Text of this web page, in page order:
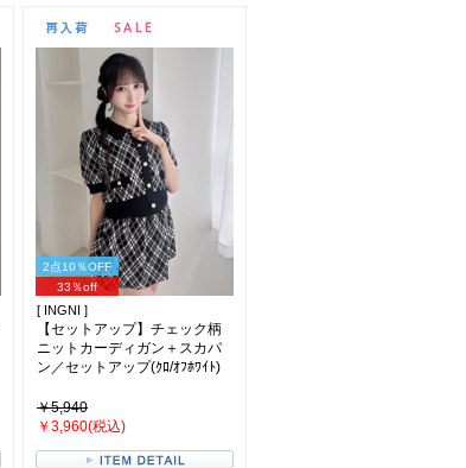
2点10％OFF
33％off
[ INGNI ]
【セットアップ】チェック柄
ニットカーディガン＋スカパ
ン／セットアップ(ｸﾛ/ｵﾌﾎﾜｲﾄ)
￥5,940
￥3,960(税込)